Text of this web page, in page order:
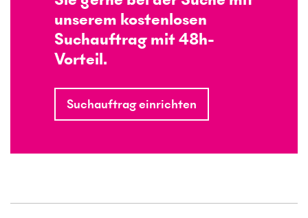
unserem kostenlosen
Suchauftrag mit 48h-
Vorteil.
Suchauftrag einrichten